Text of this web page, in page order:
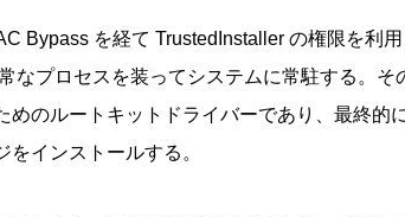
Bypass を経て TrustedInstaller の権限を利
なプロセスを装ってシステムに常駐する。
めのルートキットドライバーであり、最終
をインストールする。